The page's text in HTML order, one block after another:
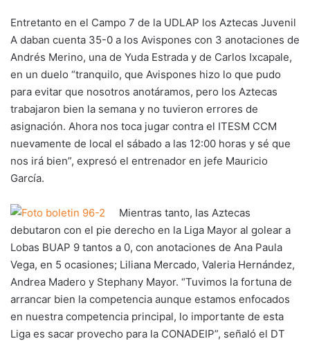
Entretanto en el Campo 7 de la UDLAP los Aztecas Juvenil
A daban cuenta 35-0 a los Avispones con 3 anotaciones de
Andrés Merino, una de Yuda Estrada y de Carlos Ixcapale,
en un duelo “tranquilo, que Avispones hizo lo que pudo
para evitar que nosotros anotáramos, pero los Aztecas
trabajaron bien la semana y no tuvieron errores de
asignación. Ahora nos toca jugar contra el ITESM CCM
nuevamente de local el sábado a las 12:00 horas y sé que
nos irá bien”, expresó el entrenador en jefe Mauricio
García.
Mientras tanto, las Aztecas
debutaron con el pie derecho en la Liga Mayor al golear a
Lobas BUAP 9 tantos a 0, con anotaciones de Ana Paula
Vega, en 5 ocasiones; Liliana Mercado, Valeria Hernández,
Andrea Madero y Stephany Mayor. “Tuvimos la fortuna de
arrancar bien la competencia aunque estamos enfocados
en nuestra competencia principal, lo importante de esta
Liga es sacar provecho para la CONADEIP”, señaló el DT